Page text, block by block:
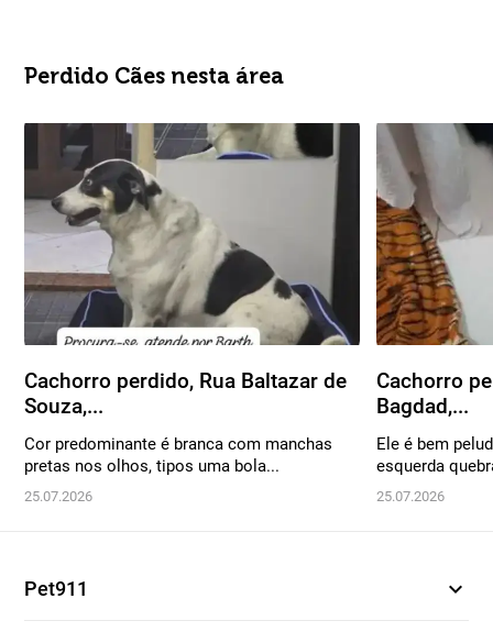
Perdido Cães nesta área
Cachorro perdido, Rua Baltazar de
Souza,...
Cor predominante é branca com manchas
pretas nos olhos, tipos uma bola...
25.07.2026
Cachorro
Bagdad,...
Ele é bem
esquerda
25.07.2026
Pet911 expand_more